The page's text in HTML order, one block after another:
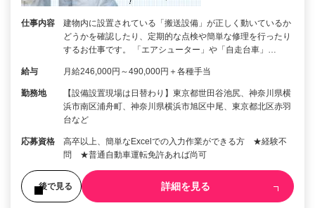
仕事内容
建物内に設置されている「搬送設備」が正しく動いているか
どうかを確認したり、定期的な点検や簡単な修理を行ったり
するお仕事です。 「エアシューター」や「自走台車」…
給与 月給246,000円～490,000円＋各種手当
勤務地
【設備設置現場は日替わり】東京都世田谷池尻、神奈川県横
浜市南区浦舟町、神奈川県横浜市旭区中尾、東京都北区赤羽
台など
応募資格
高卒以上、簡単なExcelでの入力作業ができる方 ★経験不
問 ★普通自動車運転免許あれば尚可
後で見る 詳細を見る